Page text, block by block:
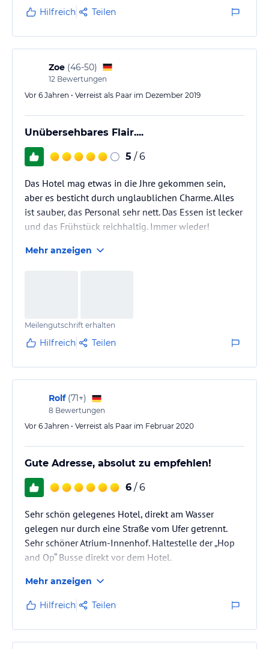
Hilfreich Teilen
Zoe (46-50)
12 Bewertungen
Vor 6 Jahren • Verreist als Paar im Dezember 2019
Unübersehbares Flair....
5 / 6
Das Hotel mag etwas in die Jhre gekommen sein,
aber es besticht durch unglaublichen Charme. Alles
ist sauber, das Personal sehr nett. Das Essen ist lecker
und das Frühstück reichhaltig. Immer wieder!
Mehr anzeigen
Meilengutschrift erhalten
Hilfreich Teilen
Rolf (71+)
8 Bewertungen
Vor 6 Jahren • Verreist als Paar im Februar 2020
Gute Adresse, absolut zu empfehlen!
6 / 6
Sehr schön gelegenes Hotel, direkt am Wasser
gelegen nur durch eine Straße vom Ufer getrennt.
Sehr schöner Atrium-Innenhof. Haltestelle der „Hop
and Op“ Busse direkt vor dem Hotel.
Mehr anzeigen
Hilfreich Teilen